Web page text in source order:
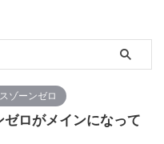
強くなった ・とんでもスキル
で異世界放浪メシ ・解雇され
ゾーンゼロ
ロがメインになって